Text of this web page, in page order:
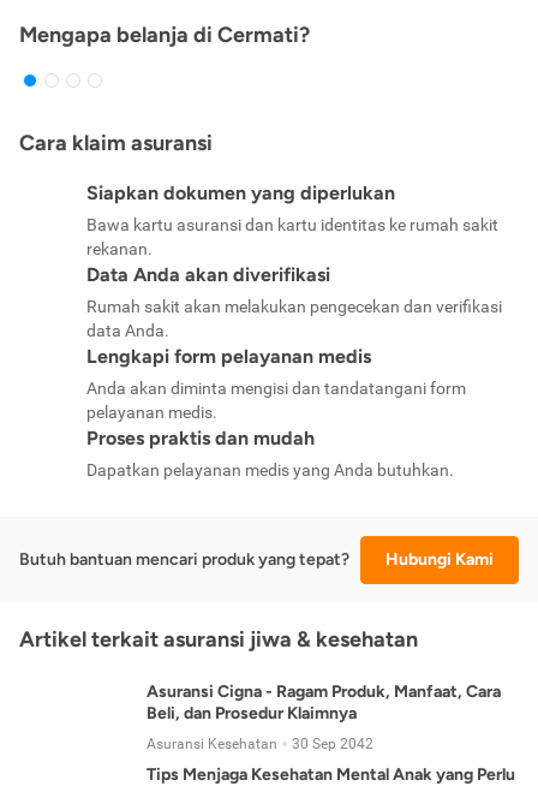
Mengapa belanja di Cermati?
Cara klaim asuransi
Siapkan dokumen yang diperlukan
Bawa kartu asuransi dan kartu identitas ke rumah sakit
rekanan.
Data Anda akan diverifikasi
Rumah sakit akan melakukan pengecekan dan verifikasi
data Anda.
Lengkapi form pelayanan medis
Anda akan diminta mengisi dan tandatangani form
pelayanan medis.
Proses praktis dan mudah
Dapatkan pelayanan medis yang Anda butuhkan.
Butuh bantuan mencari produk yang tepat? Hubungi Kami
Artikel terkait asuransi jiwa & kesehatan
Asuransi Cigna - Ragam Produk, Manfaat, Cara
Beli, dan Prosedur Klaimnya
Asuransi Kesehatan 30 Sep 2042
Tips Menjaga Kesehatan Mental Anak yang Perlu